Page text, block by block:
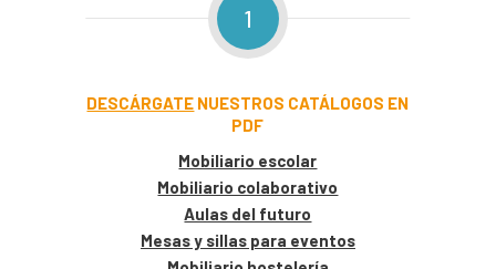
1
DESCÁRGATE NUESTROS CATÁLOGOS EN
PDF
Mobiliario escolar
Mobiliario colaborativo
Aulas del futuro
Mesas y sillas para eventos